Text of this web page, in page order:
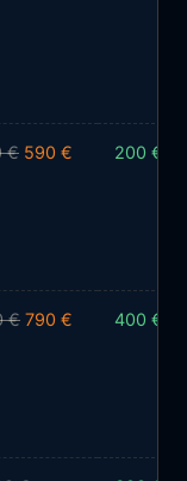
€ 590 € 200 €
€ 790 € 400 €